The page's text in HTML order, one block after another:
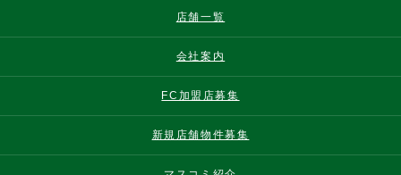
店舗一覧
会社案内
FC加盟店募集
新規店舗物件募集